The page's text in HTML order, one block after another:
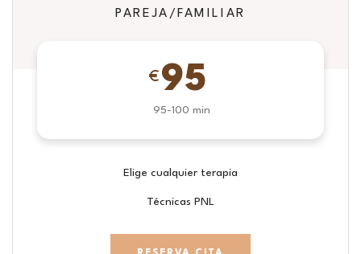
PAREJA/FAMILIAR
€ 95
95-100 min
Elige cualquier terapia
Técnicas PNL